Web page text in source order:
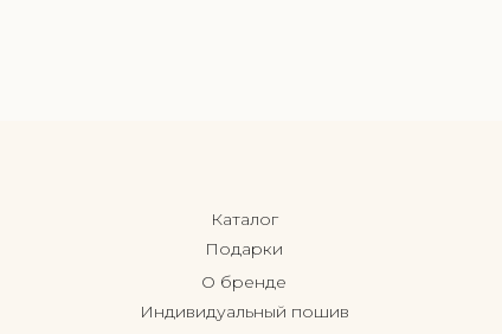
Каталог
Подарки
О бренде
Индивидуальный пошив